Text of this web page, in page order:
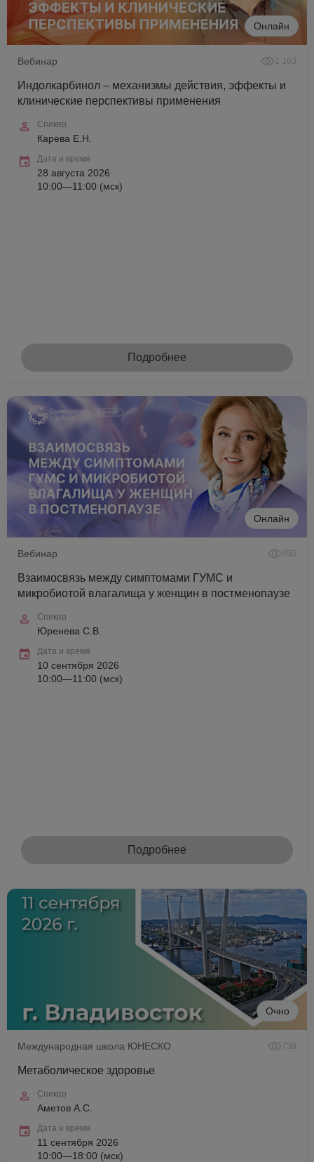
Онлайн
Вебинар 1 163
Индолкарбинол – механизмы действия, эффекты и
клинические перспективы применения
Спикер
Карева Е.Н.
Дата и время
28 августа 2026
10:00—11:00 (мск)
Подробнее
Онлайн
Вебинар 650
Взаимосвязь между симптомами ГУМС и
микробиотой влагалища у женщин в постменопаузе
Спикер
Юренева С.В.
Дата и время
10 сентября 2026
10:00—11:00 (мск)
Подробнее
Очно
Международная школа ЮНЕСКО 738
Метаболическое здоровье
Спикер
Аметов А.С.
Дата и время
11 сентября 2026
10:00—18:00 (мск)